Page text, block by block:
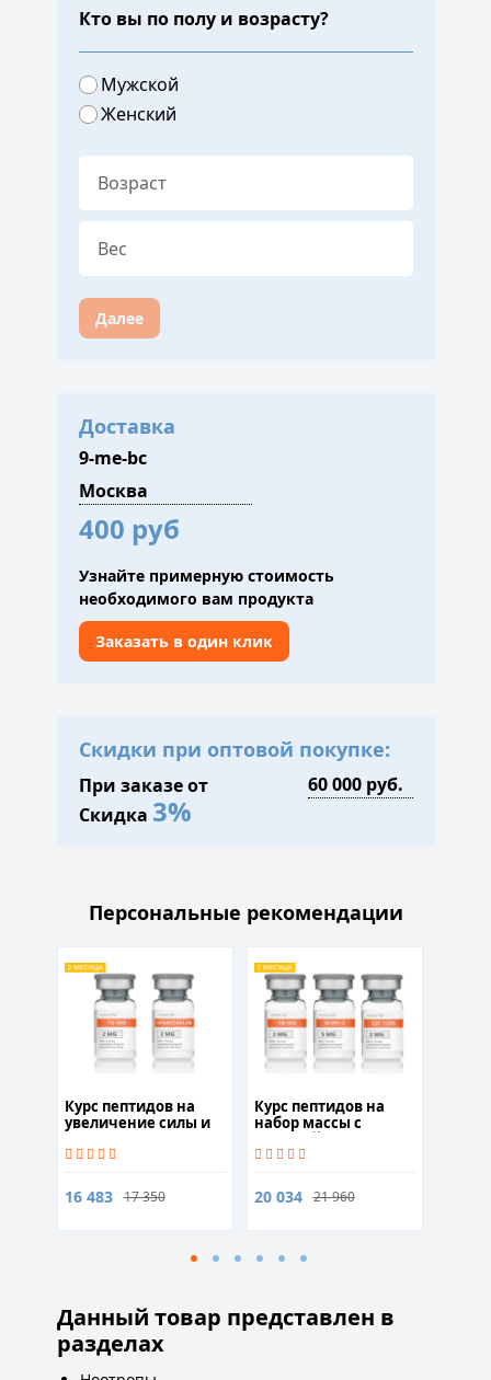
Кто вы по полу и возрасту?
Мужской
Женский
Далее
Доставка
9-me-bc
400 руб
Узнайте примерную стоимость
необходимого вам продукта
Заказать в один клик
Скидки при оптовой покупке:
При заказе от
Скидка 3%
Персональные рекомендации
Курс пептидов на
увеличение силы и
защитой суставов 2
месяца
16 483 17 350
Курс пептидов на
набор массы с
защитой суставов 2
месяца
20 034 21 960
Данный товар представлен в
разделах